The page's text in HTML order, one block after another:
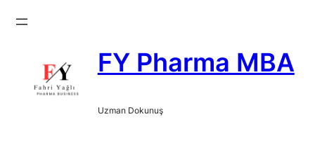
FY Pharma MBA
Uzman Dokunuş